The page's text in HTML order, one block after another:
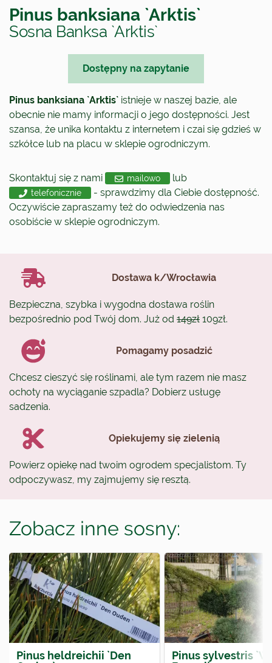
Pinus banksiana `Arktis`
Sosna Banksa `Arktis`
Dostępny na zapytanie
Pinus banksiana `Arktis` istnieje w naszej bazie, ale
obecnie nie mamy informacji o jego dostępności. Jest
szansa, że unika kontaktu z internetem i czai się gdzieś w
szkółce lub na placu w sklepie ogrodniczym.
Skontaktuj się z nami mailowo lub
telefonicznie
- sprawdzimy dla Ciebie dostępność.
Oczywiście zapraszamy też do odwiedzenia nas
osobiście w sklepie ogrodniczym.
Dostawa k/Wrocławia
Bezpieczna, szybka i wygodna dostawa roślin
bezpośrednio pod Twój dom. Już od 149zł 109zł.
Pomagamy posadzić
Chcesz cieszyć się roślinami, ale tym razem nie masz
ochoty na wyciąganie szpadla? Dobierz usługę
sadzenia.
Opiekujemy się zielenią
Powierz opiekę nad twoim ogrodem specjalistom. Ty
odpoczywasz, my zajmujemy się resztą.
Zobacz inne sosny:
Pinus heldreichii `Den
Pinus sylvestris